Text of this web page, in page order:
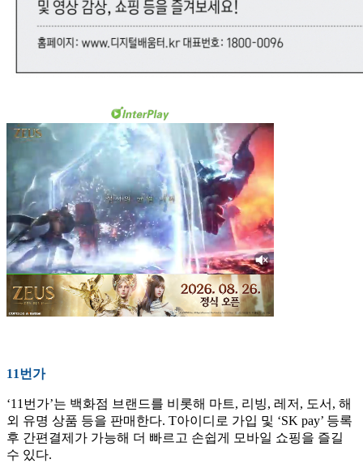
11번가
‘11번가’는 백화점 브랜드를 비롯해 마트, 리빙, 레저, 도서, 해
외 유명 상품 등을 판매한다. T아이디로 가입 및 ‘SK pay’ 등록
후 간편결제가 가능해 더 빠르고 손쉽게 모바일 쇼핑을 즐길
수 있다.